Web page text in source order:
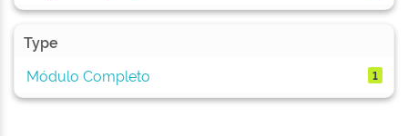
Type
Módulo Completo
1